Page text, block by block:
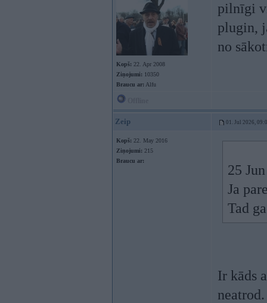
Kopš: 22. Apr 2008
Ziņojumi: 10350
Braucu ar: Alfu
pilnīgi
plugin,
no
Zeip 01. Jul 2026,
Kopš: 22. May 2016
Ziņojumi: 215
Braucu ar:
25
Ja
Tad
Ir kāds
neatrod.